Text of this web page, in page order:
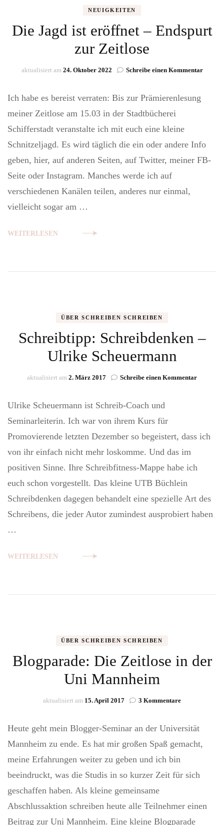
NEUIGKEITEN
Die Jagd ist eröffnet – Endspurt
zur Zeitlose
aktualisiert am 24. Oktober 2022 Schreibe einen Kommentarzu
Ich habe es bereist verraten: Bis zur Prämierenlesung
meiner Zeitlose am 15.03 in der Stadtbücherei
Schifferstadt veranstalte ich mit euch eine kleine
Schnitzeljagd. Es wird täglich die ein oder andere Info
geben, hier, auf anderen Seiten, auf Twitter, meiner FB-
Seite oder Instagram. Manches werde ich auf
verschiedenen Kanälen teilen, anderes nur einmal,
vielleicht sogar am …
WEITERLESEN
ÜBER SCHREIBEN SCHREIBEN
Schreibtipp: Schreibdenken –
Ulrike Scheuermann
aktualisiert am 2. März 2017 Schreibe einen Kommentarzu
Ulrike Scheuermann ist Schreib-Coach und
Seminarleiterin. Ich war von ihrem Kurs für
Promovierende letzten Dezember so begeistert, dass ich
von ihr einfach nicht mehr loskomme. Und das im
positiven Sinne. Ihre Schreibfitness-Mappe habe ich
euch schon vorgestellt. Das kleine UTB Büchlein
Schreibdenken dagegen behandelt eine spezielle Art des
Schreibens, die jeder Autor zumindest ausprobiert haben
…
WEITERLESEN
ÜBER SCHREIBEN SCHREIBEN
Blogparade: Die Zeitlose in der
Uni Mannheim
aktualisiert am 15. April 2017 3 Kommentarezu
Zeitlose
Mannheim
Heute geht mein Blogger-Seminar an der Universität
Mannheim zu ende. Es hat mir großen Spaß gemacht,
meine Erfahrungen weiter zu geben und ich bin
beeindruckt, was die Studis in so kurzer Zeit für sich
geschaffen haben. Als kleine gemeinsame
Abschlussaktion schreiben heute alle Teilnehmer einen
Beitrag zur Uni Mannheim. Eine kleine Blogparade